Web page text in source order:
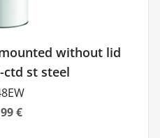
without lid
st steel
€